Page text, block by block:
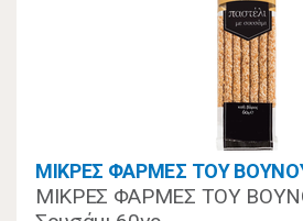
ΜΙΚΡΕΣ ΦΑΡΜΕΣ ΤΟΥ
ΜΙΚΡΕΣ ΦΑΡΜΕΣ ΤΟΥ